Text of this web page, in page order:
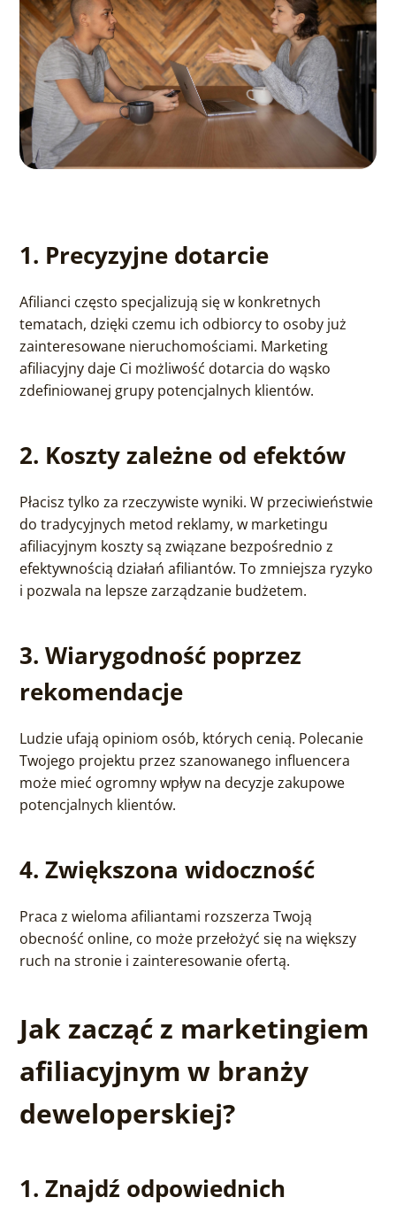
1. Precyzyjne dotarcie
Afilianci często specjalizują się w konkretnych
tematach, dzięki czemu ich odbiorcy to osoby już
zainteresowane nieruchomościami. Marketing
afiliacyjny daje Ci możliwość dotarcia do wąsko
zdefiniowanej grupy potencjalnych klientów.
2. Koszty zależne od efektów
Płacisz tylko za rzeczywiste wyniki. W przeciwieństwie
do tradycyjnych metod reklamy, w marketingu
afiliacyjnym koszty są związane bezpośrednio z
efektywnością działań afiliantów. To zmniejsza ryzyko
i pozwala na lepsze zarządzanie budżetem.
3. Wiarygodność poprzez
rekomendacje
Ludzie ufają opiniom osób, których cenią. Polecanie
Twojego projektu przez szanowanego influencera
może mieć ogromny wpływ na decyzje zakupowe
potencjalnych klientów.
4. Zwiększona widoczność
Praca z wieloma afiliantami rozszerza Twoją
obecność online, co może przełożyć się na większy
ruch na stronie i zainteresowanie ofertą.
Jak zacząć z marketingiem
afiliacyjnym w branży
deweloperskiej?
1. Znajdź odpowiednich